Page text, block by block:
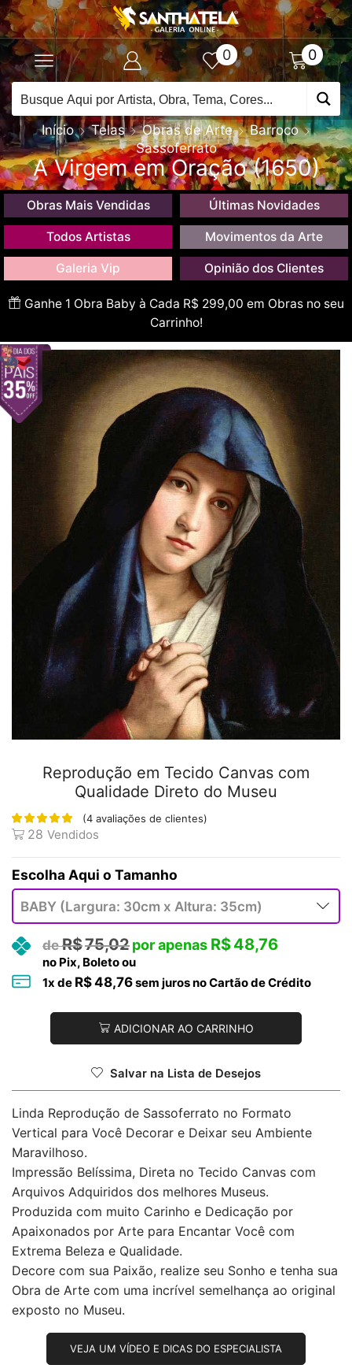
0 0
Início Telas Obras de Arte
Barroco
Sassoferrato
A Virgem em Oração (1650)
Obras Mais Vendidas Últimas Novidades
Todos Artistas Movimentos da Arte
Galeria Vip Opinião dos Clientes
Ganhe 1 Obra Baby à Cada R$ 299,00 em Obras no seu
Carrinho!
Reprodução em Tecido Canvas com
Qualidade Direto do Museu
(4 avaliações de clientes)
28 Vendidos
Tamanho
R$75,02 R$48,76
no Pix, Boleto ou
1x de R$48,76sem juros no Cartão de Crédito
ADICIONAR AO CARRINHO
Salvar na Lista de Desejos
Linda Reprodução de Sassoferrato no Formato
Vertical para Você Decorar e Deixar seu Ambiente
Maravilhoso.
Impressão Belíssima, Direta no Tecido Canvas com
Arquivos Adquiridos dos melhores Museus.
Produzida com muito Carinho e Dedicação por
Apaixonados por Arte para Encantar Você com
Extrema Beleza e Qualidade.
Decore com sua Paixão, realize seu Sonho e tenha sua
Obra de Arte com uma incrível semelhança ao original
exposto no Museu.
VEJA UM VÍDEO E DICAS DO ESPECIALISTA